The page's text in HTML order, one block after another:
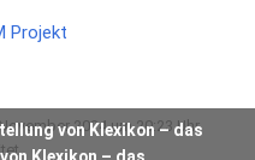
von Klexikon – das
2024 um 20:23 Uhr